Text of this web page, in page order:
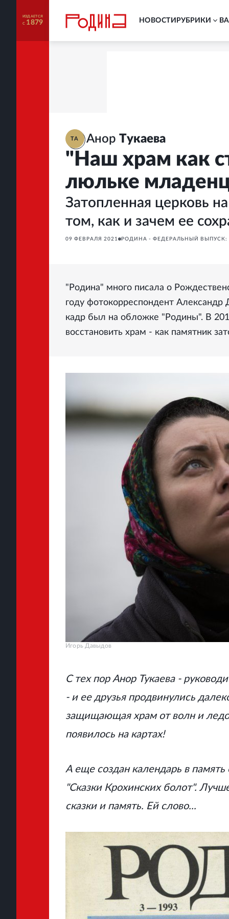
ИЗДАЕТСЯ
С 1879 НОВОСТИ РУБРИКИ
ТА Анор Тукаева
"Наш храм как
люльке
Затопленная церковь
том, как и зачем ее
09 ФЕВРАЛЯ 2021 РОДИНА - ФЕДЕРАЛЬНЫЙ ВЫПУСК:
"Родина" много писала о
году фотокорреспондент
кадр был на обложке "Родины". В
восстановить храм - как памятник
Игорь Давыдов
С тех пор Анор Тукаева -
- и ее друзья продвинулись
защищающая храм от волн и
появилось на картах!
А еще создан календарь в
"Сказки Крохинских болот".
сказки и память. Ей слово...